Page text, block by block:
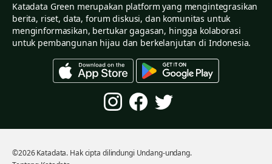
Katadata Green merupakan platform yang mengintegrasikan
berita, riset, data, forum diskusi, dan komunitas untuk
menginformasikan, bertukar gagasan, hingga kolaborasi
untuk pembangunan hijau dan berkelanjutan di Indonesia.
©2026 Katadata. Hak cipta dilindungi Undang-undang.